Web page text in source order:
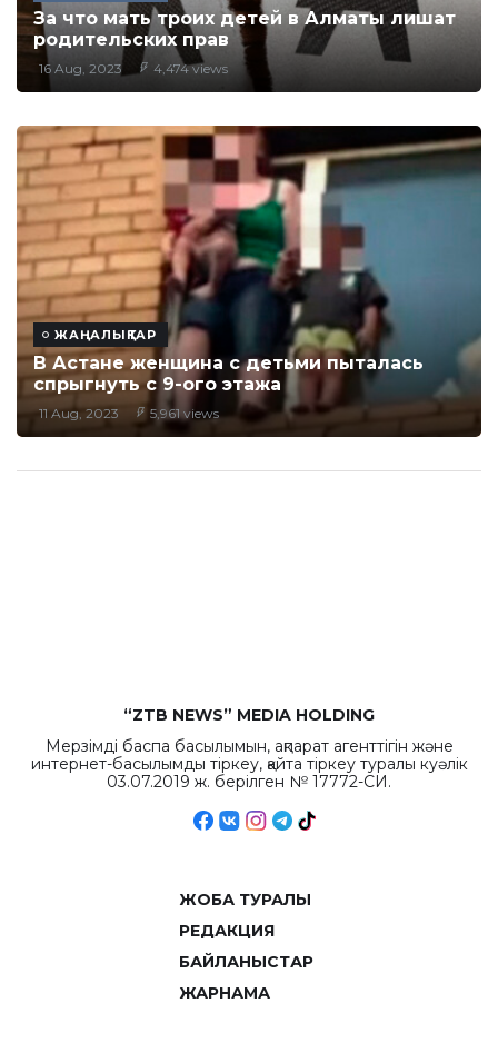
За что мать троих детей в Алматы лишат
родительских прав
16 Aug, 2023 4,474 views
ЖАҢАЛЫҚТАР
В Астане женщина с детьми пыталась
спрыгнуть с 9-ого этажа
11 Aug, 2023 5,961 views
“ZTB NEWS” MEDIA HOLDING
Мерзімді баспа басылымын, ақпарат агенттігін және
интернет-басылымды тіркеу, қайта тіркеу туралы куәлік
03.07.2019 ж. берілген № 17772-СИ.
ЖОБА ТУРАЛЫ
РЕДАКЦИЯ
БАЙЛАНЫСТАР
ЖАРНАМА